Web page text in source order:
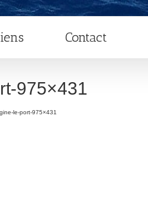
Contact
975×431
le-port-975×431